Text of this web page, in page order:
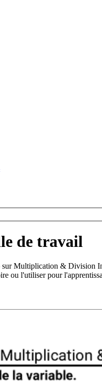
de travail
Multiplication & Division
ou l'utiliser pour